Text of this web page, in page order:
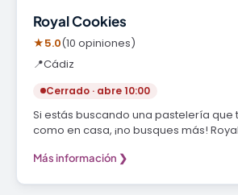
Royal Cookies
★5.0(10 opiniones)
📍Cádiz
Cerrado · abre 10:00
Si estás buscando una pastelería que
como en casa, ¡no busques más!
Más información ❯